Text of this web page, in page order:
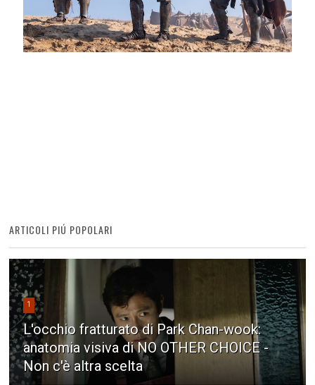
ARTICOLI PIÚ POPOLARI
1
L'occhio fratturato di Park Chan-wook:
anatomia visiva di NO OTHER CHOICE -
Non c'è altra scelta